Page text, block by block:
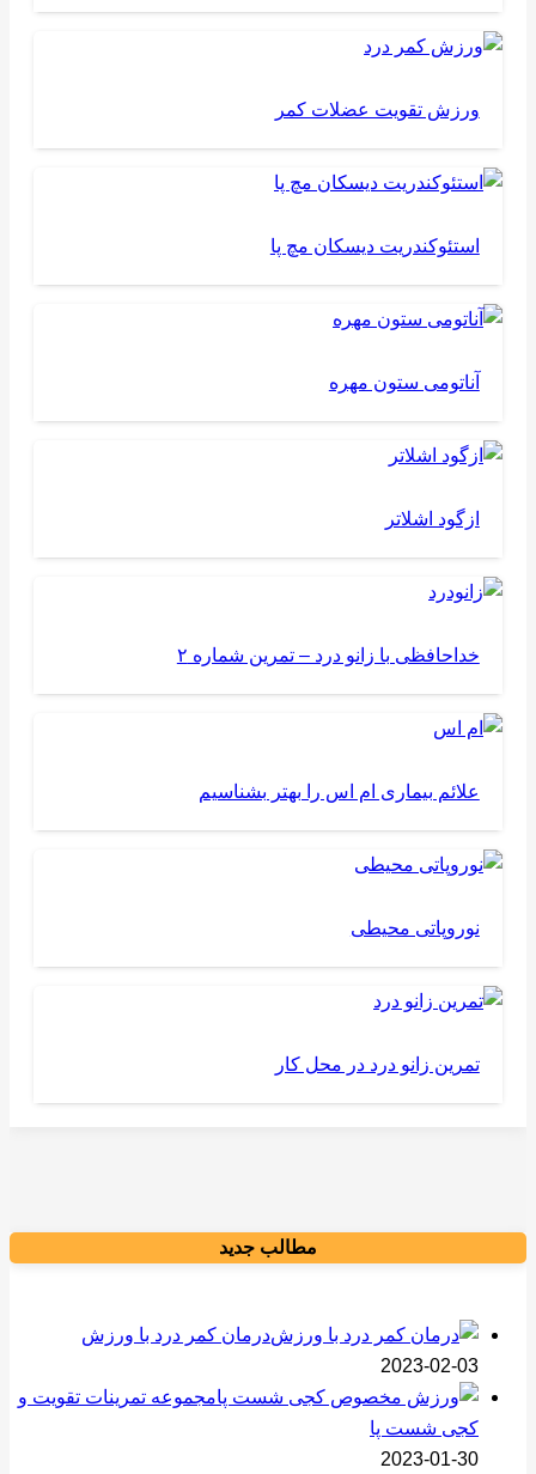
ورزش تقویت عضلات کمر
استئوکندریت دیسکان مچ پا
آناتومی ستون مهره
ازگود اشلاتر
خداحافظی با زانو درد – تمرین شماره ۲
علائم بیماری ام اس را بهتر بشناسیم
نوروپاتی محیطی
تمرین زانو درد در محل کار
مطالب جدید
درمان کمر درد با ورزش
2023-02-03
مجموعه تمرینات تقویت و
کجی شست پا
2023-01-30